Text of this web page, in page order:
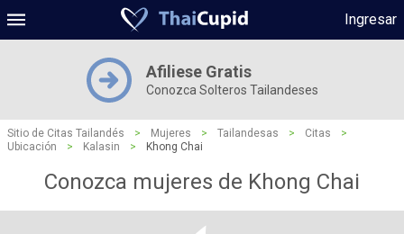
Ingresar
Afiliese Gratis
Conozca Solteros Tailandeses
Sitio de Citas Tailandés > Mujeres > Tailandesas > Citas
>
Ubicación
> Kalasin > Khong Chai
Conozca mujeres de Khong Chai